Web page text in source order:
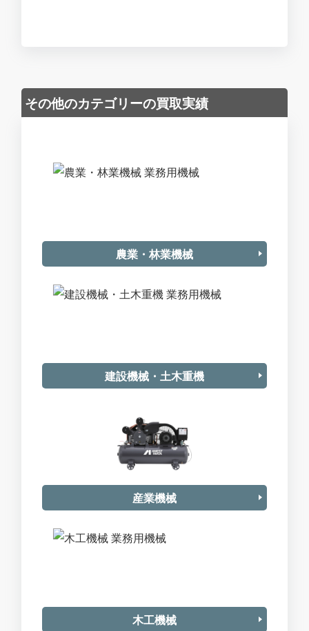
その他のカテゴリーの買取実績
農業・林業機械
建設機械・土木重機
産業機械
木工機械